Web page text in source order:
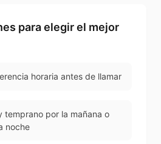
para elegir el mejor
horaria antes de llamar
temprano por la mañana o
noche